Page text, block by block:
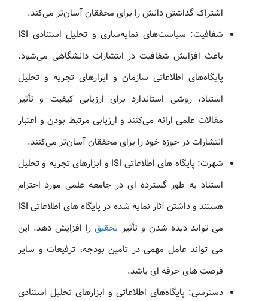
اشتراک گذاشتن دانش را برای محققان آسان‌تر می‌کند.
شفافیت: سیاست‌های نمایه‌سازی و تحلیل استنادی ISI
باعث افزایش شفافیت در انتشارات دانشگاهی می‌شود.
پایگاه‌های اطلاعاتی سازمان و ابزارهای تجزیه و تحلیل
استناد، روشی استاندارد برای ارزیابی کیفیت و تأثیر
مقالات علمی ارائه می‌کنند و ارزیابی مرتبط بودن و اعتبار
انتشارات در حوزه خود را برای محققان آسان‌تر می‌کنند.
شهرت: پایگاه های اطلاعاتی ISI و ابزارهای تجزیه و تحلیل
استناد به طور گسترده ای در جامعه علمی مورد احترام
هستند و داشتن آثار نمایه شده در پایگاه های اطلاعاتی ISI
می تواند دیده شدن و تأثیر تحقیقرا افزایش دهد. این
می تواند عامل مهمی در تامین بودجه، ترفیعات و سایر
فرصت های حرفه ای باشد.
دسترسی: پایگاه‌های اطلاعاتی و ابزارهای تحلیل استنادی